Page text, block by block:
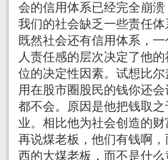
会的信用体系已经完全崩
我们的社会缺乏一些责任
既然社会还有信用体系，
人责任感的层次决定了他
位的决定性因素。试想比
用在股市圈股民的钱你还
都不会。原因是他把钱取
业。相比他为社会创造的
再说煤老板，他们有钱啊
西的大煤老板，而不是什